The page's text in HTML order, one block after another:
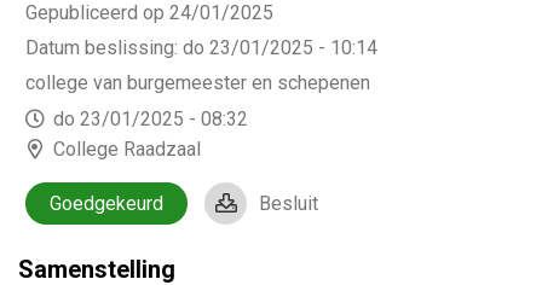
Gepubliceerd op 24/01/2025
Datum beslissing: do 23/01/2025 - 10:14
college van burgemeester en schepenen
do 23/01/2025 - 08:32
College Raadzaal
Goedgekeurd Besluit
Samenstelling